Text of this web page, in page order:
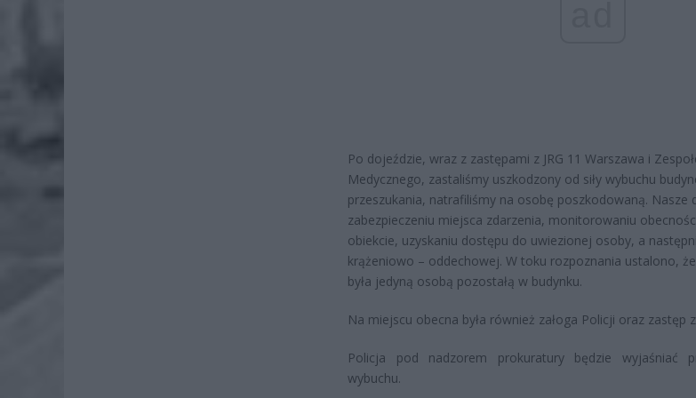
Po dojeździe, wraz z zastępami z JRG 11 Warszawa i
Medycznego, zastaliśmy uszkodzony od siły wybuchu
przeszukania, natrafiliśmy na osobę poszkodowaną. Nasze
zabezpieczeniu miejsca zdarzenia, monitorowaniu
obiekcie, uzyskaniu dostępu do uwiezionej osoby, a
krążeniowo – oddechowej. W toku rozpoznania ustalono,
była jedyną osobą pozostałą w budynku.
Na miejscu obecna była również załoga Policji oraz zastęp z
Policja pod nadzorem prokuratury będzie wyjaśniać
wybuchu.